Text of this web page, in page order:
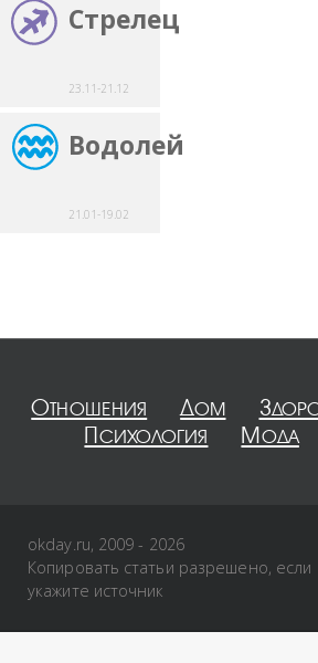
Стрелец
23.11-21.12
Водолей
21.01-19.02
Отношения Дом
Психология
Мода
okday.ru, 2009 - 2026
Копировать статьи разрешено, если
укажите источник